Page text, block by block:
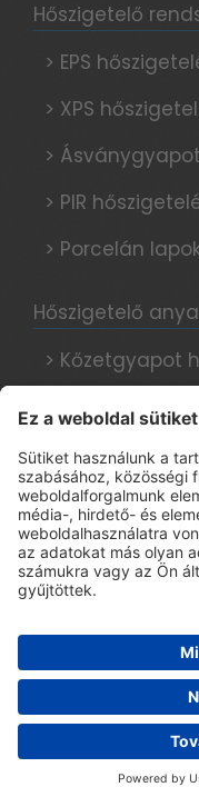
Hőszigetelő
> EPS
> XPS
>
> PIR
> Porcelán
Hőszigetelő
> Kőzetgyapot
> Grafitos
> Hungarocell
Hőszigetelési
Adatkezelési
> E-book
WordPress